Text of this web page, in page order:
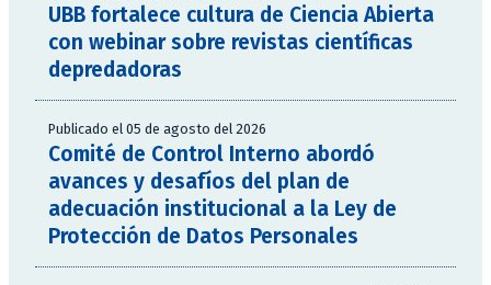
UBB fortalece cultura de Ciencia Abierta
con webinar sobre revistas científicas
depredadoras
Publicado el 05 de agosto del 2026
Comité de Control Interno abordó
avances y desafíos del plan de
adecuación institucional a la Ley de
Protección de Datos Personales